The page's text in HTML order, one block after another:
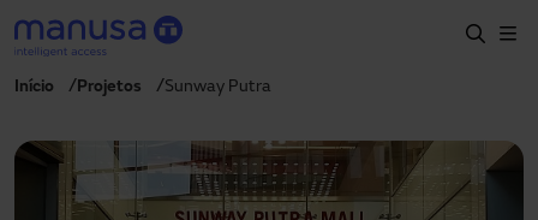
Passar para o conteúdo principal
Produtos e setores
Serviços
Início Projetos Sunway Putra